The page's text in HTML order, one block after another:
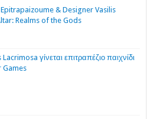
& Designer Vasilis
Realms of the Gods
γίνεται επιτραπέζιο παιχνίδι
Games